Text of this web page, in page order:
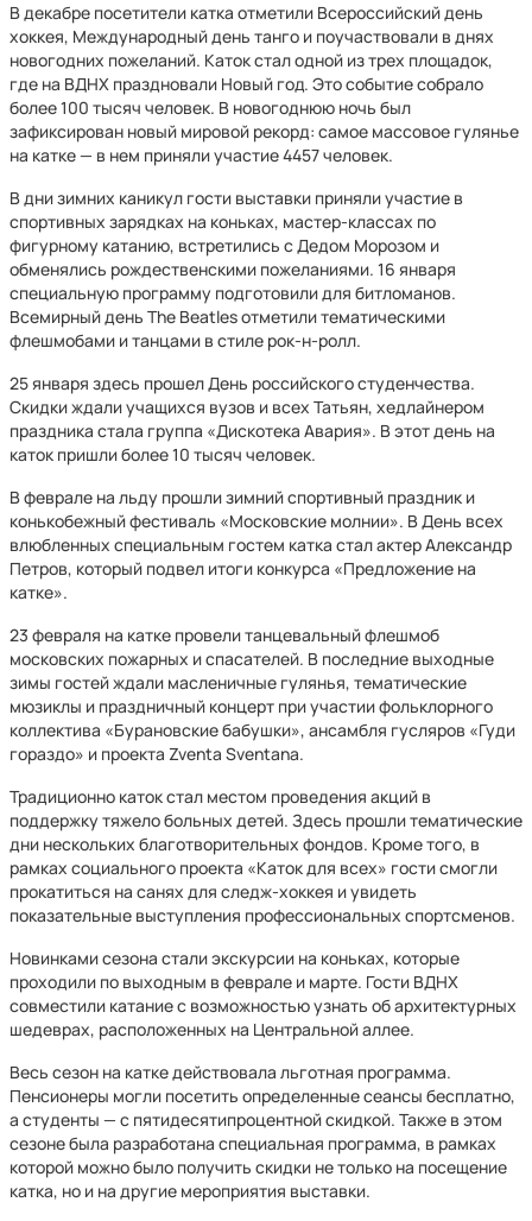
В декабре посетители катка отметили Всероссийский день
хоккея, Международный день танго и поучаствовали в днях
новогодних пожеланий. Каток стал одной из трех площадок,
где на ВДНХ праздновали Новый год. Это событие собрало
более 100 тысяч человек. В новогоднюю ночь был
зафиксирован новый мировой рекорд: самое массовое гулянье
на катке — в нем приняли участие 4457 человек.
В дни зимних каникул гости выставки приняли участие в
спортивных зарядках на коньках, мастер-классах по
фигурному катанию, встретились с Дедом Морозом и
обменялись рождественскими пожеланиями. 16 января
специальную программу подготовили для битломанов.
Всемирный день The Beatles отметили тематическими
флешмобами и танцами в стиле рок-н-ролл.
25 января здесь прошел День российского студенчества.
Скидки ждали учащихся вузов и всех Татьян, хедлайнером
праздника стала группа «Дискотека Авария». В этот день на
каток пришли более 10 тысяч человек.
В феврале на льду прошли зимний спортивный праздник и
конькобежный фестиваль «Московские молнии». В День всех
влюбленных специальным гостем катка стал актер Александр
Петров, который подвел итоги конкурса «Предложение на
катке».
23 февраля на катке провели танцевальный флешмоб
московских пожарных и спасателей. В последние выходные
зимы гостей ждали масленичные гулянья, тематические
мюзиклы и праздничный концерт при участии фольклорного
коллектива «Бурановские бабушки», ансамбля гусляров «Гуди
гораздо» и проекта Zventa Sventana.
Традиционно каток стал местом проведения акций в
поддержку тяжело больных детей. Здесь прошли тематические
дни нескольких благотворительных фондов. Кроме того, в
рамках социального проекта «Каток для всех» гости смогли
прокатиться на санях для следж-хоккея и увидеть
показательные выступления профессиональных спортсменов.
Новинками сезона стали экскурсии на коньках, которые
проходили по выходным в феврале и марте. Гости ВДНХ
совместили катание с возможностью узнать об архитектурных
шедеврах, расположенных на Центральной аллее.
Весь сезон на катке действовала льготная программа.
Пенсионеры могли посетить определенные сеансы бесплатно,
а студенты — с пятидесятипроцентной скидкой. Также в этом
сезоне была разработана специальная программа, в рамках
которой можно было получить скидки не только на посещение
катка, но и на другие мероприятия выставки.